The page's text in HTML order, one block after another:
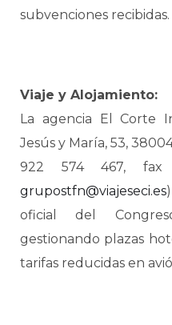
subvenciones recibidas.
Viaje y Alojamiento:
La agencia El Corte
Jesús y María, 53,
922 574 467, fax
grupostfn@viajeseci.es
oficial del
gestionando plazas
tarifas reducidas en